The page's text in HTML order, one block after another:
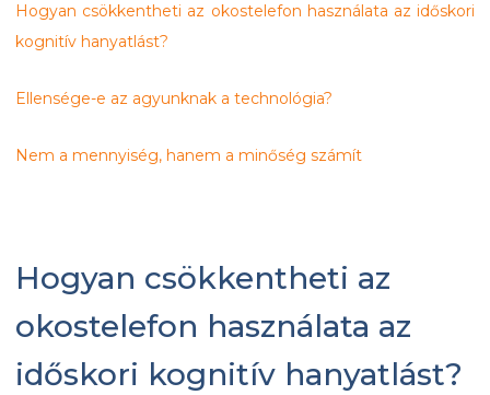
Hogyan csökkentheti az okostelefon használata az időskori
kognitív hanyatlást?
Ellensége-e az agyunknak a technológia?
Nem a mennyiség, hanem a minőség számít
Hogyan csökkentheti az
okostelefon használata az
időskori kognitív hanyatlást?